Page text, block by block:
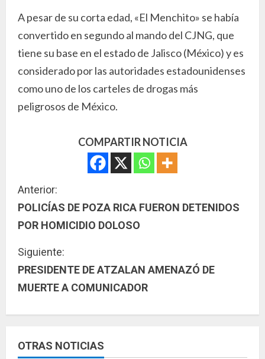
A pesar de su corta edad, «El Menchito» se había
convertido en segundo al mando del CJNG, que
tiene su base en el estado de Jalisco (México) y es
considerado por las autoridades estadounidenses
como uno de los carteles de drogas más
peligrosos de México.
COMPARTIR NOTICIA
S
i
u
e
l
e
Anterior:
POLICÍAS DE POZA RICA FUERON DETENIDOS
POR HOMICIDIO DOLOSO
Siguiente:
PRESIDENTE DE ATZALAN AMENAZÓ DE
MUERTE A COMUNICADOR
OTRAS NOTICIAS